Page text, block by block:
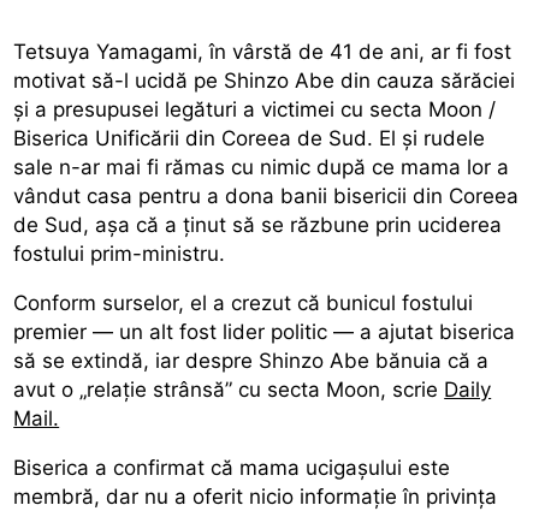
Tetsuya Yamagami, în vârstă de 41 de ani, ar fi fost
motivat să-l ucidă pe Shinzo Abe din cauza sărăciei
şi a presupusei legături a victimei cu secta Moon /
Biserica Unificării din Coreea de Sud. El şi rudele
sale n-ar mai fi rămas cu nimic după ce mama lor a
vândut casa pentru a dona banii bisericii din Coreea
de Sud, aşa că a ţinut să se răzbune prin uciderea
fostului prim-ministru.
Conform surselor, el a crezut că bunicul fostului
premier — un alt fost lider politic — a ajutat biserica
să se extindă, iar despre Shinzo Abe bănuia că a
avut o „relaţie strânsă” cu secta Moon, scrie Daily
Mail.
Biserica a confirmat că mama ucigaşului este
membră, dar nu a oferit nicio informaţie în privinţa